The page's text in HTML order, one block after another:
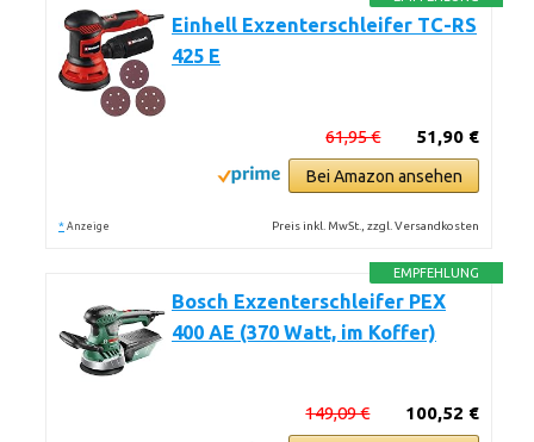
Einhell Exzenterschleifer TC-RS
425 E
51,90 €
61,95 €
Bei Amazon ansehen
* Anzeige Preis inkl. MwSt., zzgl. Versandkosten
EMPFEHLUNG
Bosch Exzenterschleifer PEX
400 AE (370 Watt, im Koffer)
100,52 €
149,09 €